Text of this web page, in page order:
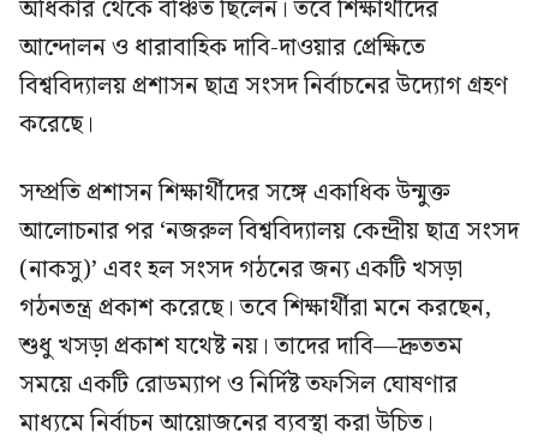
অধিকার থেকে বঞ্চিত ছিলেন। তবে শিক্ষার্থীদের
আন্দোলন ও ধারাবাহিক দাবি-দাওয়ার প্রেক্ষিতে
বিশ্ববিদ্যালয় প্রশাসন ছাত্র সংসদ নির্বাচনের উদ্যোগ গ্রহণ
করেছে।
সম্প্রতি প্রশাসন শিক্ষার্থীদের সঙ্গে একাধিক উন্মুক্ত
আলোচনার পর ‘নজরুল বিশ্ববিদ্যালয় কেন্দ্রীয় ছাত্র সংসদ
(নাকসু)’ এবং হল সংসদ গঠনের জন্য একটি খসড়া
গঠনতন্ত্র প্রকাশ করেছে। তবে শিক্ষার্থীরা মনে করছেন,
শুধু খসড়া প্রকাশ যথেষ্ট নয়। তাদের দাবি—দ্রুততম
সময়ে একটি রোডম্যাপ ও নির্দিষ্ট তফসিল ঘোষণার
মাধ্যমে নির্বাচন আয়োজনের ব্যবস্থা করা উচিত।